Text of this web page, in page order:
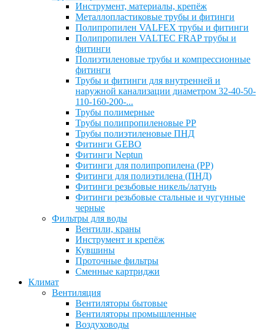
Инструмент, материалы, крепёж
Металлопластиковые трубы и фитинги
Полипропилен VALFEX трубы и фитинги
Полипропилен VALTEC FRAP трубы и
фитинги
Полиэтиленовые трубы и компрессионные
фитинги
Трубы и фитинги для внутренней и
наружной канализации диаметром 32-40-50-
110-160-200-...
Трубы полимерные
Трубы полипропиленовые PP
Трубы полиэтиленовые ПНД
Фитинги GEBO
Фитинги Neptun
Фитинги для полипропилена (PP)
Фитинги для полиэтилена (ПНД)
Фитинги резьбовые никель/латунь
Фитинги резьбовые стальные и чугунные
черные
Фильтры для воды
Вентили, краны
Инструмент и крепёж
Кувшины
Проточные фильтры
Сменные картриджи
Климат
Вентиляция
Вентиляторы бытовые
Вентиляторы промышленные
Воздуховоды